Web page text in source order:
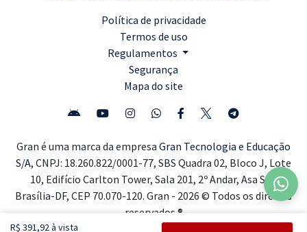
R$ 391,92 à vista
Política de privacidade
Termos de uso
Regulamentos
Segurança
Mapa do site
Gran é uma marca da empresa Gran Tecnologia e Educação
S/A, CNPJ: 18.260.822/0001-77, SBS Quadra 02, Bloco J, Lote
10, Edifício Carlton Tower, Sala 201, 2º Andar, Asa Sul,
Brasília-DF, CEP 70.070-120. Gran - 2026 © Todos os direitos
reservados ®